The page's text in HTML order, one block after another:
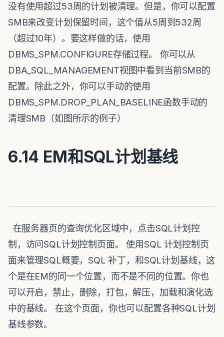
没有使用超过53周的计划被清理。但是，你可以配置
SMB来改变计划保留时间，这个值从5周到532周
（超过10年）。要这样做的话，使用
DBMS_SPM.CONFIGURE存储过程。 你可以从
DBA_SQL_MANAGEMENT视图中看到当前SMB的
配置。除此之外，你可以手动的使用
DBMS_SPM.DROP_PLAN_BASELINE函数手动的
清理SMB（如图所示的例子）
6.14 EM和SQL计划基线
在服务器页的查询优化区域中，点击SQL计划控
制，访问SQL计划控制页面。 使用SQL 计划控制页
面来管理SQL概要，SQL 补丁，和SQL计划基线，这
个是在EM的同一个位置，而不是不同的位置。你也
可以开启，禁止，删除，打包，解压，加载和演化选
中的基线。 在这个页面，你也可以配置各种SQL计划
基线参数。